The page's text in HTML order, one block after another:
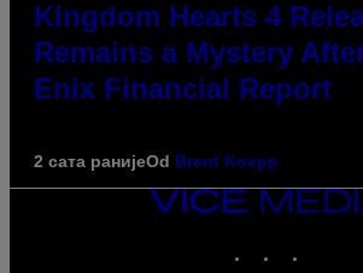
Kingdom Hearts 4
Remains a Mystery
Enix Financial Report
2 сата ранијеOd Brent Koepp
VICE